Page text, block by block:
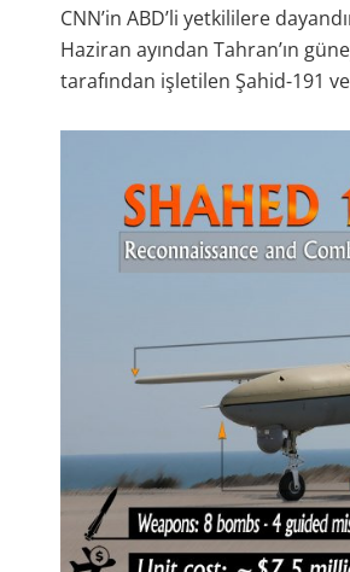
CNN’in ABD’li yetkililere
Haziran ayından Tahran’ın
tarafından işletilen Şahid-191